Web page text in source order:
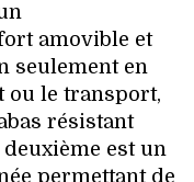
amovible et
seulement en
ou le transport,
résistant
est un
permettant de